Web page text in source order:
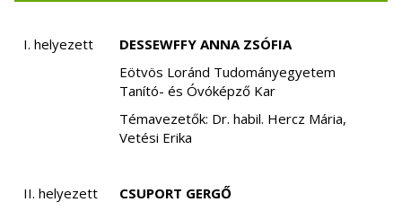
I. helyezett
DESSEWFFY ANNA ZSÓFIA
Eötvös Loránd Tudományegyetem
Tanító- és Óvóképző Kar
Témavezetők: Dr. habil. Hercz Mária,
Vetési Erika
II. helyezett
CSUPORT GERGŐ